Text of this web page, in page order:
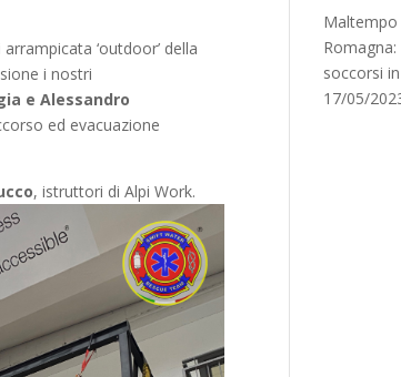
‘outdoor’ della
i nostri
e Alessandro
ed evacuazione
, istruttori di Alpi Work.
Maltempo
soccorsi
17/05/